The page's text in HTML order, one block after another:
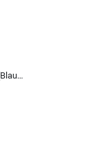
Gino Falcone Flachgewebeteppich Serena 078 (Blau Multi; 120 x 170 cm)